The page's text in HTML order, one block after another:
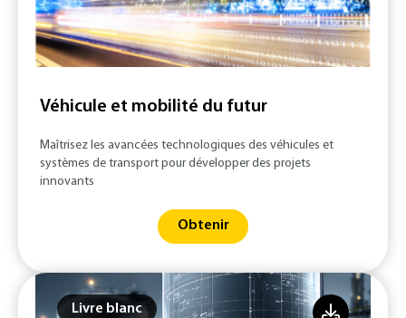
Véhicule et mobilité du futur
Maîtrisez les avancées technologiques des véhicules et
systèmes de transport pour développer des projets
innovants
Obtenir
Livre blanc